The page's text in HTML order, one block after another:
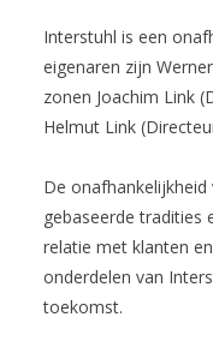
Interstuhl is een
eigenaren zijn
zonen Joachim Link
Helmut Link
De
gebaseerde tradities
relatie met klanten
onderdelen van
toekomst.